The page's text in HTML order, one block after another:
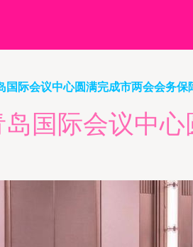
国际会议中心圆满完成市两会会务保
国际会议中